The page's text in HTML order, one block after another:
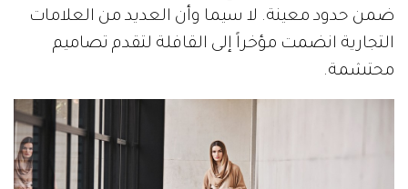
ضمن حدود معينة. لا سيما وأن العديد من العلامات
التجارية انضمت مؤخراً إلى القافلة لتقدم تصاميم
محتشمة.